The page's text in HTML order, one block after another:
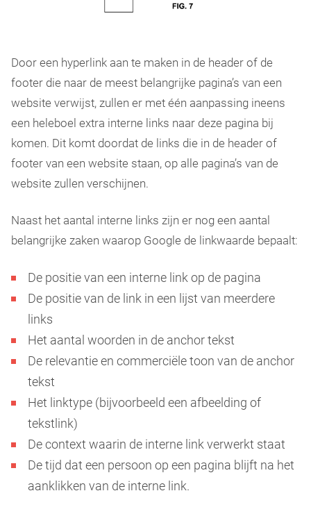
Door een hyperlink aan te maken in de header of de
footer die naar de meest belangrijke pagina’s van een
website verwijst, zullen er met één aanpassing ineens
een heleboel extra interne links naar deze pagina bij
komen. Dit komt doordat de links die in de header of
footer van een website staan, op alle pagina’s van de
website zullen verschijnen.
Naast het aantal interne links zijn er nog een aantal
belangrijke zaken waarop Google de linkwaarde bepaalt:
De positie van een interne link op de pagina
De positie van de link in een lijst van meerdere
links
Het aantal woorden in de anchor tekst
De relevantie en commerciële toon van de anchor
tekst
Het linktype (bijvoorbeeld een afbeelding of
tekstlink)
De context waarin de interne link verwerkt staat
De tijd dat een persoon op een pagina blijft na het
aanklikken van de interne link.